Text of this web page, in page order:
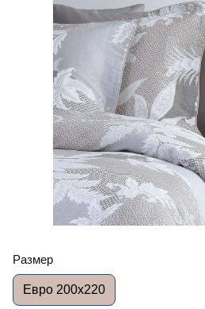
Размер
Евро 200x220